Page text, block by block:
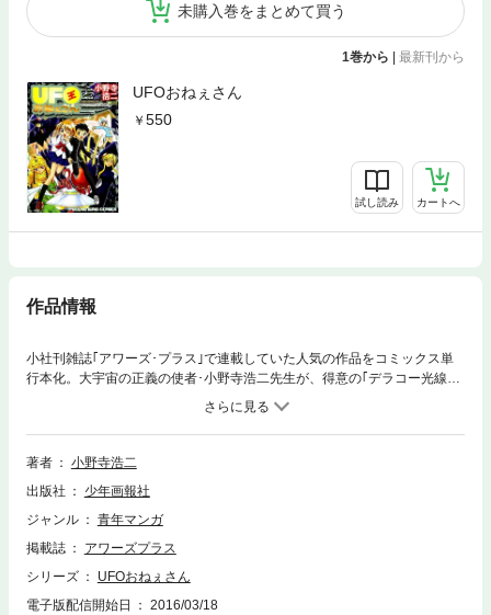
未購入巻をまとめて買う
1巻から | 最新刊から
UFOおねぇさん
550
試し読み カートへ
作品情報
小社刊雑誌｢アワーズ･プラス｣で連載していた人気の作品をコミックス単
行本化。大宇宙の正義の使者･小野寺浩二先生が、得意の｢デラコー光線｣
をMAXパワーで発射しまくります。……山吹陸の家の隣にすんでるちょっ
と不思議なおねぇさん･ソラは、実は、地球を守るスペースパトローラー
だった……数々の悪徳宇宙人を成敗するも、ソラは特異な体質が原因で地
球を離れる事に……
著者
小野寺浩二
出版社
少年画報社
ジャンル
青年マンガ
掲載誌
アワーズプラス
シリーズ
UFOおねぇさん
電子版配信開始日
2016/03/18